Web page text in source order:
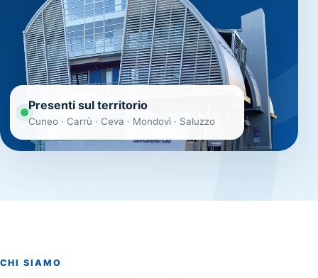
Presenti sul territorio
Cuneo · Carrù · Ceva · Mondovì · Saluzzo
CHI SIAMO